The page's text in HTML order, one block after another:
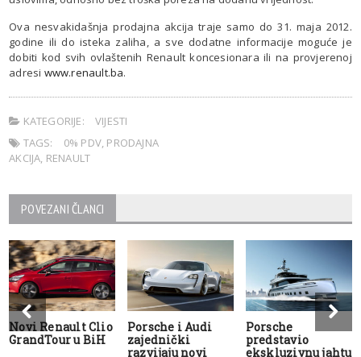
Ova nesvakidašnja prodajna akcija traje samo do 31. maja 2012.
godine ili do isteka zaliha, a sve dodatne informacije moguće je
dobiti kod svih ovlaštenih Renault koncesionara ili na provjerenoj
adresi www.renault.ba.
KATEGORIJE:
VIJESTI
TAGS:
0% PDV, PRODAJNA
AKCIJA, RENAULT
POVEZANI ČLANCI
Novi Renault Clio
GrandTour u BiH
Porsche i Audi
zajednički
razvijaju novi
Porsche
predstavio
ekskluzivnu jahtu